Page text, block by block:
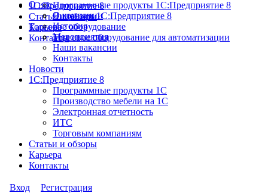
1С:Предприятие 8
Статьи и обзоры
Карьера
Контакты
Программные продукты 1С:Предприятие 8
Лицензии 1С:Предприятие 8
Торговое оборудование
Торговое оборудование для автоматизации
О нас
О компании
История
Мероприятия
Наши вакансии
Контакты
Новости
1С:Предприятие 8
Программные продукты 1С
Производство мебели на 1С
Электронная отчетность
ИТС
Торговым компаниям
Статьи и обзоры
Карьера
Контакты
Вход
Регистрация